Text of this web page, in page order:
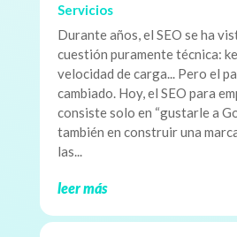
Servicios
Durante años, el SEO se ha
cuestión puramente técnica:
velocidad de carga... Pero el
cambiado. Hoy, el SEO para
consiste solo en “gustarle a
también en construir una
las...
leer más